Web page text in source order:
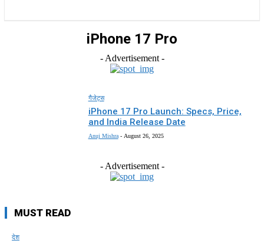
iPhone 17 Pro
- Advertisement -
गैजेट्स
iPhone 17 Pro Launch: Specs, Price,
and India Release Date
Anuj Mishra - August 26, 2025
- Advertisement -
MUST READ
देश